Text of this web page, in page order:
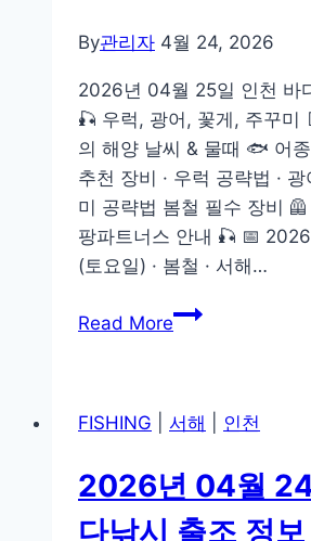
시
조
정
보
🎣
우
럭,
광
꽃
꾸
By관리자 4월 24, 2026
2026년 04월 25일 인천 바
🎣 우럭, 광어, 꽃게, 주꾸
의 해양 날씨 & 물때 🐟 어
추천 장비 · 우럭 공략법 ·
미 공략법 봄철 필수 장비
팡파트너스 안내 🎣 📅
(토요일) · 봄철 · 서해…
Read More2026
25
인
천
FISHING 서해 인천
2026년 04월
다낚시 출조 정